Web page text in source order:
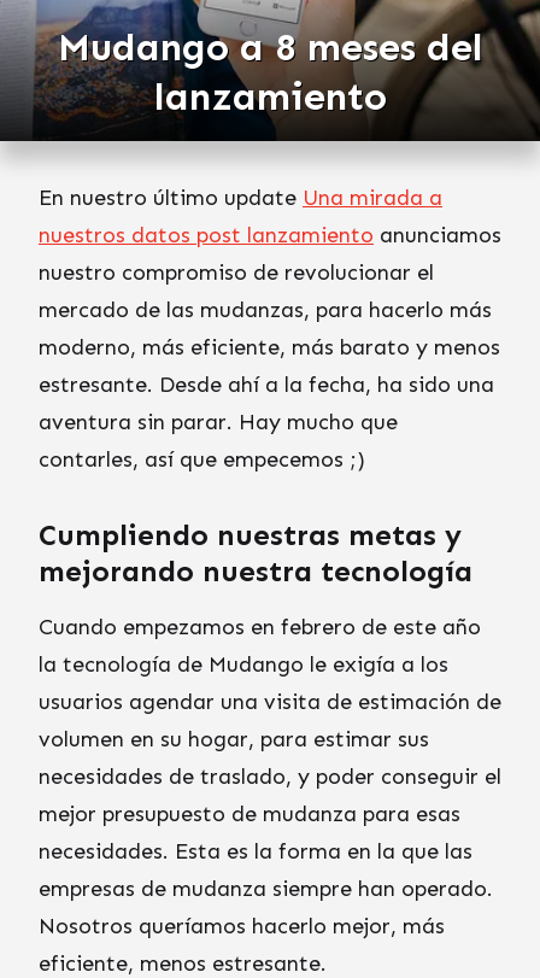
Mudango a 8 meses del
lanzamiento
En nuestro último update Una mirada a
nuestros datos post lanzamiento anunciamos
nuestro compromiso de revolucionar el
mercado de las mudanzas, para hacerlo más
moderno, más eficiente, más barato y menos
estresante. Desde ahí a la fecha, ha sido una
aventura sin parar. Hay mucho que
contarles, así que empecemos ;)
Cumpliendo nuestras metas y
mejorando nuestra tecnología
Cuando empezamos en febrero de este año
la tecnología de Mudango le exigía a los
usuarios agendar una visita de estimación de
volumen en su hogar, para estimar sus
necesidades de traslado, y poder conseguir el
mejor presupuesto de mudanza para esas
necesidades. Esta es la forma en la que las
empresas de mudanza siempre han operado.
Nosotros queríamos hacerlo mejor, más
eficiente, menos estresante.